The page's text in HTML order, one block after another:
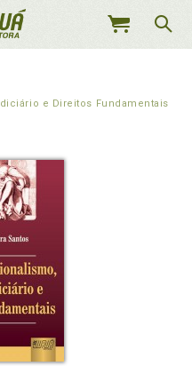
MEU
e Direitos Fundamentais